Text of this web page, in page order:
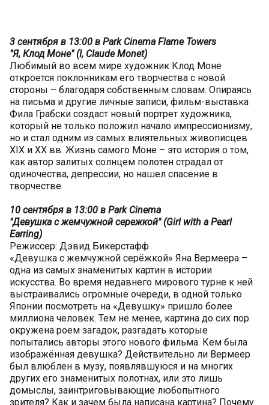
3 сентября в 13:00 в Park Cinema Flame Towers
"Я, Клод Моне" (I, Claude Monet)
Любимый во всем мире художник Клод Моне
откроется поклонникам его творчества с новой
стороны – благодаря собственным словам. Опираясь
на письма и другие личные записи, фильм-выставка
Фила Грабски создаст новый портрет художника,
который не только положил начало импрессионизму,
но и стал одним из самых влиятельных живописцев
XIX и XX вв. Жизнь самого Моне – это история о том,
как автор залитых солнцем полотен страдал от
одиночества, депрессии, но нашел спасение в
творчестве.
10 сентября в 13:00 в Park Cinema
"Девушка с жемчужной сережкой" (Girl with a Pearl
Earring)
Режиссер: Дэвид Бикерстафф
«Девушка с жемчужной серёжкой» Яна Вермеера –
одна из самых знаменитых картин в истории
искусства. Во время недавнего мирового турне к ней
выстраивались огромные очереди, в одной только
Японии посмотреть на «Девушку» пришло более
миллиона человек. Тем не менее, картина до сих пор
окружена роем загадок, разгадать которые
попытались авторы этого нового фильма. Кем была
изображённая девушка? Действительно ли Вермеер
был влюблен в музу, появлявшуюся и на многих
других его знаменитых полотнах, или это лишь
домыслы, заинтриговывающие любопытного
зрителя? Как и зачем была написана картина? Почему